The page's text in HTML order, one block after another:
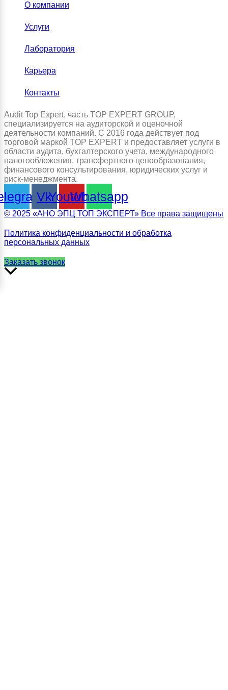
О компании
Услуги
Лаборатория
Карьера
Контакты
Audit Top Expert, часть TOP EXPERT GROUP,
специализируется на аудиторской и оценочной
деятельности компаний. С 2016 года действует под
торговой маркой TOP EXPERT и предоставляет услуги в
области аудита, бухгалтерского учета, международного
налогообложения, трансфертного ценообразования,
финансового консультирования, юридических услуг и
риск-менеджмента.
VkYoutube
Whatsapp
© 2025 «АНО ЭПЦ ТОП ЭКСПЕРТ» Все права защищены
Политика конфиденциальности и обработка
персональных данных
Заказать звонок